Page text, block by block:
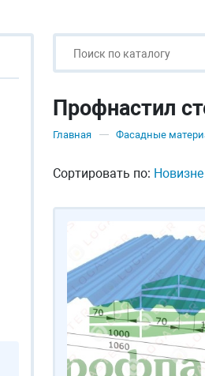
Профнастил
Главная — Фасадные
Сортировать по: Новизне